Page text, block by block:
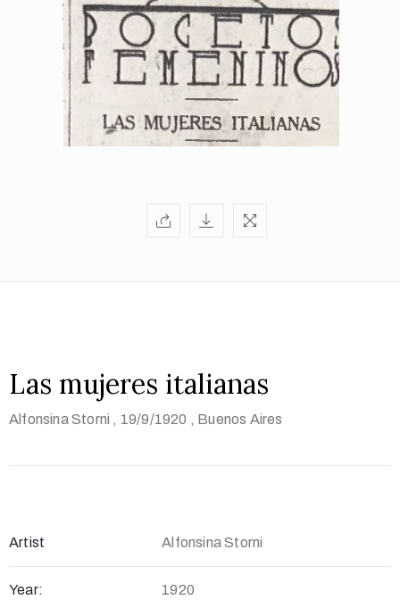
Las mujeres italianas
Alfonsina Storni , 19/9/1920 , Buenos Aires
Artist Alfonsina Storni
Year: 1920